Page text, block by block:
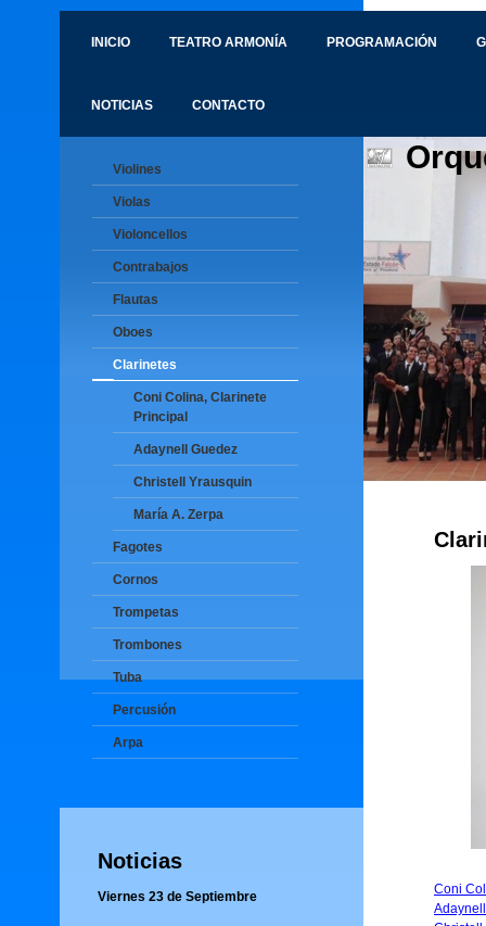
INICIO TEATRO ARMONÍA PROGRAMACIÓN
NOTICIAS CONTACTO
Violines
Violas
Violoncellos
Contrabajos
Flautas
Oboes
Clarinetes
Coni Colina, Clarinete
Principal
Adaynell Guedez
Christell Yrausquin
María A. Zerpa
Fagotes
Cornos
Trompetas
Trombones
Tuba
Percusión
Arpa
Noticias
Viernes 23 de Septiembre
Coni